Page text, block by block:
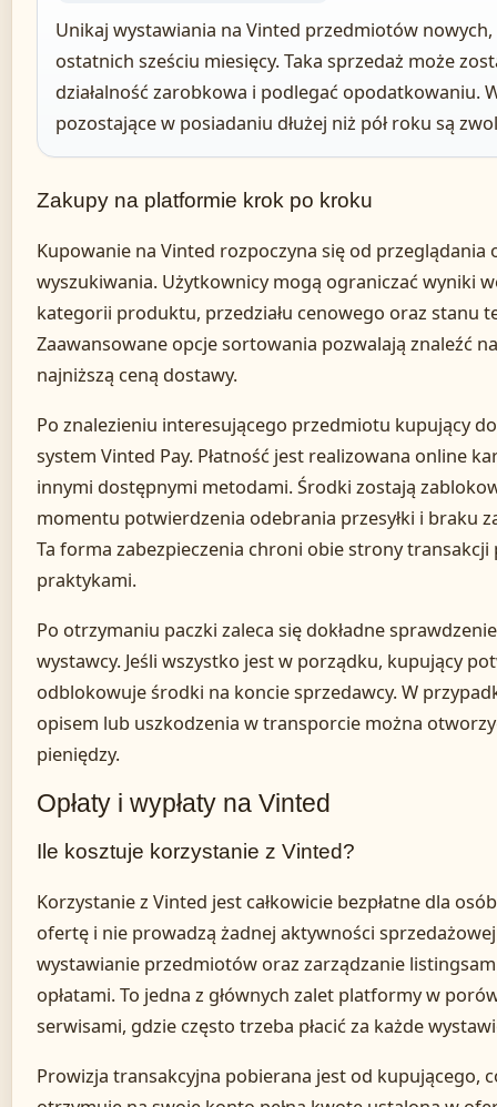
Unikaj wystawiania na Vinted przedmiotów
ostatnich sześciu miesięcy. Taka sprzedaż może
działalność zarobkowa i podlegać opodatkowaniu.
pozostające w posiadaniu dłużej niż pół roku są
Zakupy na platformie krok po kroku
Kupowanie na Vinted rozpoczyna się od
wyszukiwania. Użytkownicy mogą ograniczać wyniki
kategorii produktu, przedziału cenowego oraz stanu
Zaawansowane opcje sortowania pozwalają znaleźć
najniższą ceną dostawy.
Po znalezieniu interesującego przedmiotu kupujący
system Vinted Pay. Płatność jest realizowana online
innymi dostępnymi metodami. Środki zostają
momentu potwierdzenia odebrania przesyłki i braku
Ta forma zabezpieczenia chroni obie strony
praktykami.
Po otrzymaniu paczki zaleca się dokładne
wystawcy. Jeśli wszystko jest w porządku, kupujący
odblokowuje środki na koncie sprzedawcy. W
opisem lub uszkodzenia w transporcie można
pieniędzy.
Opłaty i wypłaty na Vinted
Ile kosztuje korzystanie z Vinted?
Korzystanie z Vinted jest całkowicie bezpłatne dla
ofertę i nie prowadzą żadnej aktywności
wystawianie przedmiotów oraz zarządzanie
opłatami. To jedna z głównych zalet platformy w
serwisami, gdzie często trzeba płacić za każde
Prowizja transakcyjna pobierana jest od kupującego,